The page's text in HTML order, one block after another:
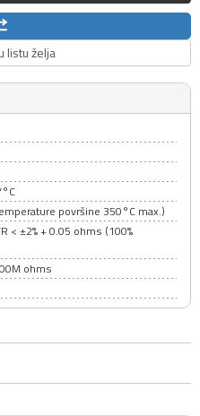
želja
površine 350°C max.)
< ±2% + 0.05 ohms (100%
ohms